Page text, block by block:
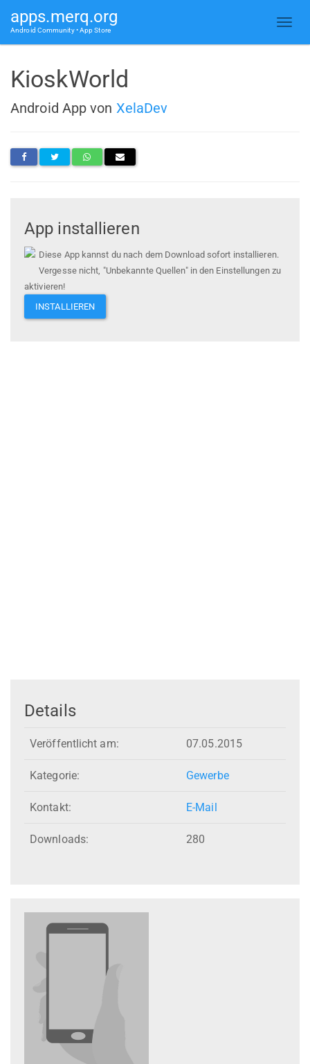
apps.merq.org
Android Community • App Store
KioskWorld
Android App von XelaDev
App installieren
Diese App kannst du nach dem Download sofort installieren.
Vergesse nicht, "Unbekannte Quellen" in den Einstellungen zu
aktivieren!
INSTALLIEREN
Details
Veröffentlicht am: 07.05.2015
Kategorie: Gewerbe
Kontakt: E-Mail
Downloads: 280